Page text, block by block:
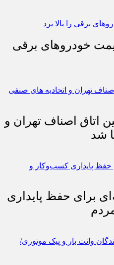
خودروهای برقی
اتاق اصناف تهران و
شد
برای حفظ پایداری